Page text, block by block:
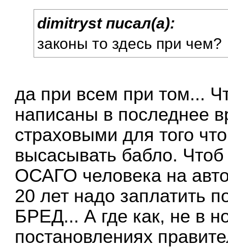
dimitryst писал(а):
законы то здесь при чем?
да при всем при том...
написаны в последнее
страховыми для того
высасывать бабло.
ОСАГО человека на
20 лет надо заплатить
БРЕД... А где как, не в
постановлениях